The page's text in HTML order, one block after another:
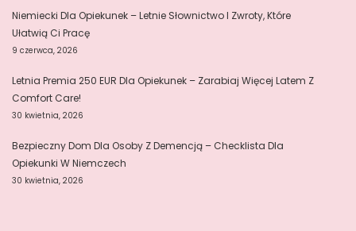
Niemiecki Dla Opiekunek – Letnie Słownictwo I Zwroty, Które
Ułatwią Ci Pracę
9 czerwca, 2026
Letnia Premia 250 EUR Dla Opiekunek – Zarabiaj Więcej Latem Z
Comfort Care!
30 kwietnia, 2026
Bezpieczny Dom Dla Osoby Z Demencją – Checklista Dla
Opiekunki W Niemczech
30 kwietnia, 2026